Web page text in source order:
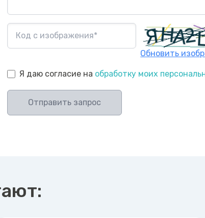
Обновить
Я даю согласие на обработку моих
Отправить запрос